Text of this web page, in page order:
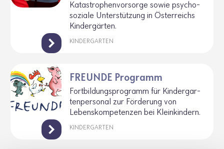
Kata­stro­phen­vor­sorge sowie psycho­
so­ziale Unter­stüt­zung in Öster­reichs
Kinder­gärten.
KINDERGARTEN
FREUNDE Programm
Fort­bil­dungs­pro­gramm für Kinder­gar­
ten­per­sonal zur Förde­rung von
Lebens­kom­pe­tenzen bei Klein­kin­dern.
KINDERGARTEN